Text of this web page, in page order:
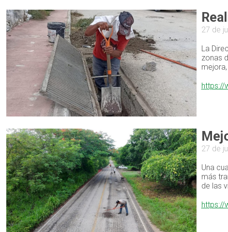
27 de
La
zonas
https://
27 de
Una
más
de las
https://